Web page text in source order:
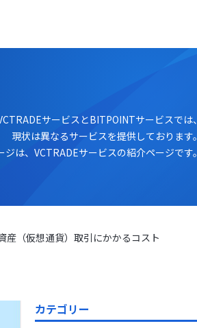
サービスとBITPOINTサービスでは、
現状は異なるサービスを提供しております。
ジは、VCTRADEサービスの紹介ページです。
産（仮想通貨）取引にかかるコスト
カテゴリー